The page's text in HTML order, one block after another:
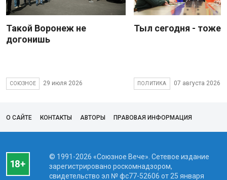
Такой Воронеж не
догонишь
СОЮЗНОЕ 29 июля 2026
Тыл сегодня - тоже
ПОЛИТИКА 07 августа 2026
О САЙТЕ КОНТАКТЫ АВТОРЫ ПРАВОВАЯ ИНФОРМАЦИЯ
© 1991-2026 «Союзное Вече». Сетевое издание
зарегистрировано роскомнадзором,
свидетельство эл № фc77-52606 от 25 января